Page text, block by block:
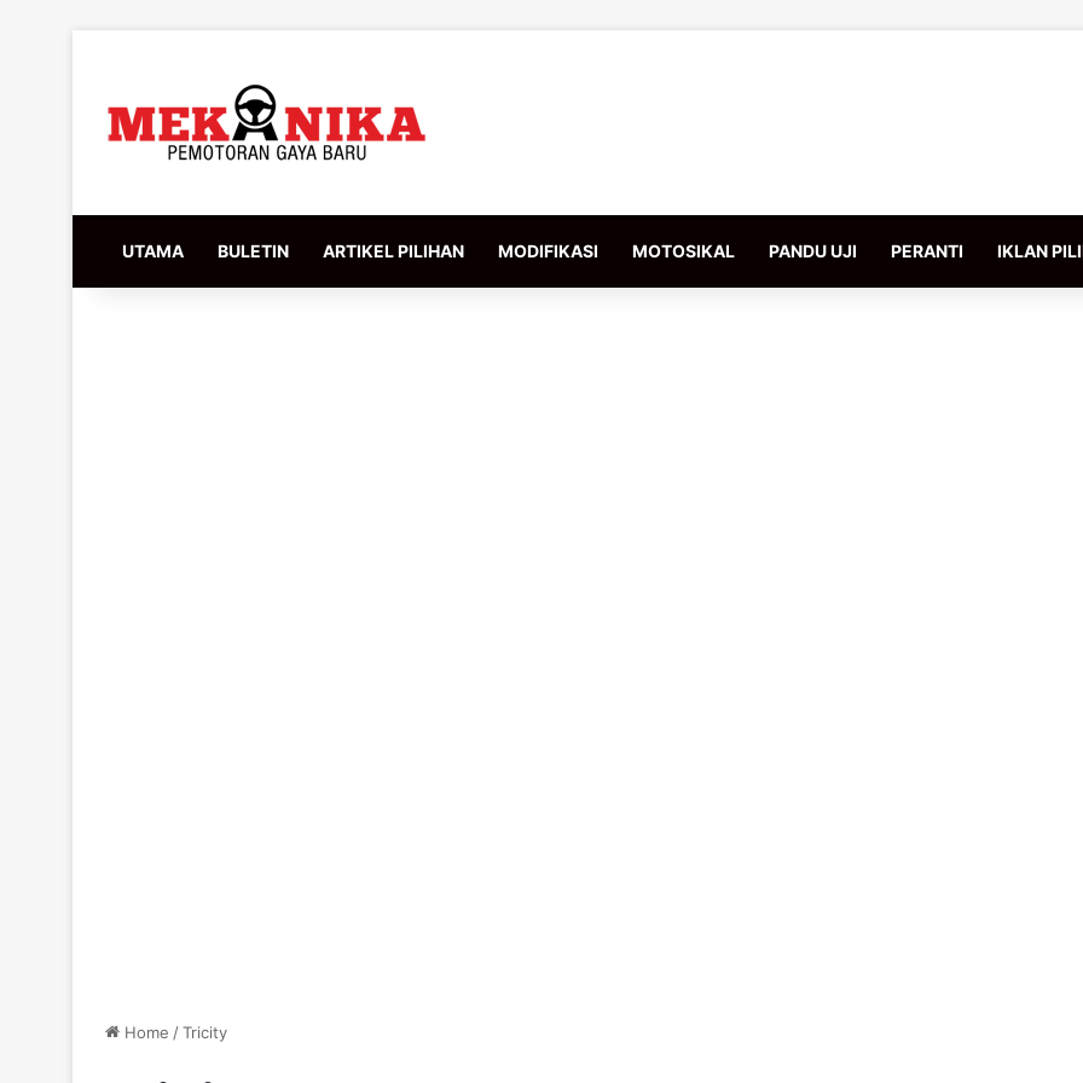
UTAMA BULETIN ARTIKEL PILIHAN MODIFIKASI MOTOSIKAL PANDU UJI PERANTI IKLAN
Home /Tricity